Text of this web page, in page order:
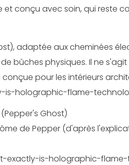
conçu avec soin, qui reste
adaptée aux cheminées
bûches physiques. Il ne
pour les intérieurs
is-holographic-flame-
de Pepper (d'après
exactly-is-holographic-